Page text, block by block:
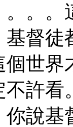
。。。
督徒
個世
許看
說基